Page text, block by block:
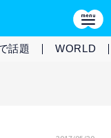
話題 WORLD